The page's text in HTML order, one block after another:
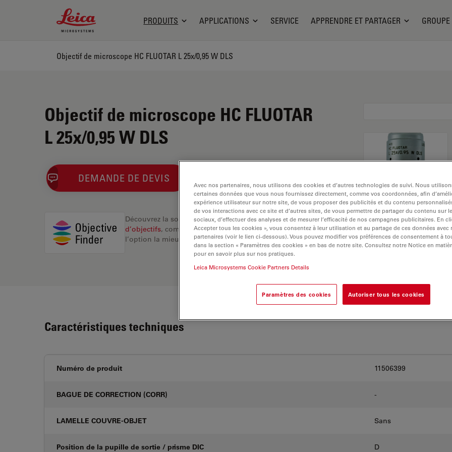
Leica Microsystems Logo
PRODUITS APPLICATIONS SERVICE APPRENDRE ET PARTAGER GROUPE
Objectif de microscope HC FLUOTAR L 25x/0,95 W DLS
Objectif de microscope HC FLUOTAR
L 25x/0,95 W DLS
DEMANDE DE DEVIS
Découvrez la solution idéale. Explorez notresélecteur
d’objectifs, comparez les alternatives et trouvez
l’option la mieux adaptée à vos besoins.
Caractéristiques techniques
Numéro de produit 11506399
BAGUE DE CORRECTION (CORR) -
LAMELLE COUVRE-OBJET Sans
Position de la pupille de sortie / prisme DIC D
Avec nos partenaires, nous utilisons des cookies et d’autres technologies de suivi. Nous
certaines données que vous nous fournissez directement, comme vos coordonnées, afin
expérience utilisateur sur notre site, de vous proposer des publicités et du contenu
de vos interactions avec ce site et d’autres sites, de vous permettre de partager du contenu sur
sociaux, d’effectuer des analyses et de mesurer l’efficacité de nos campagnes publicitaires. En
Accepter tous les cookies », vous consentez à leur utilisation et au partage de ces données avec
partenaires (voir le lien ci-dessous). Vous pouvez modifier vos préférences de consentement à
dans la section « Paramètres des cookies » en bas de notre site. Consultez notre Notice en
pour en savoir plus sur nos pratiques.
Leica Microsystems Cookie Partners Details
Paramètres des cookies Autoriser tous les cookies